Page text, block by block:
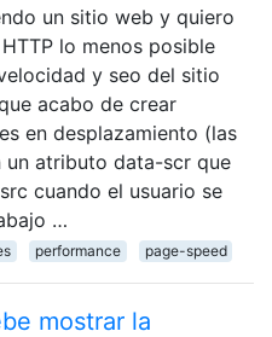
un sitio web y quiero
lo menos posible
y seo del sitio
acabo de crear
en desplazamiento (las
un atributo data-scr que
cuando el usuario se
…
performance page-speed
mostrar la